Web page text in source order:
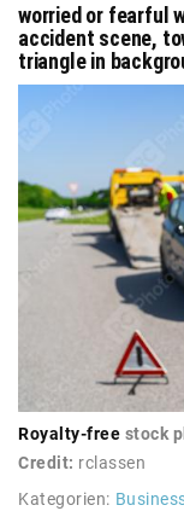
worried or fearful
accident scene,
triangle in
Royalty-free stock
Credit: rclassen
Kategorien: